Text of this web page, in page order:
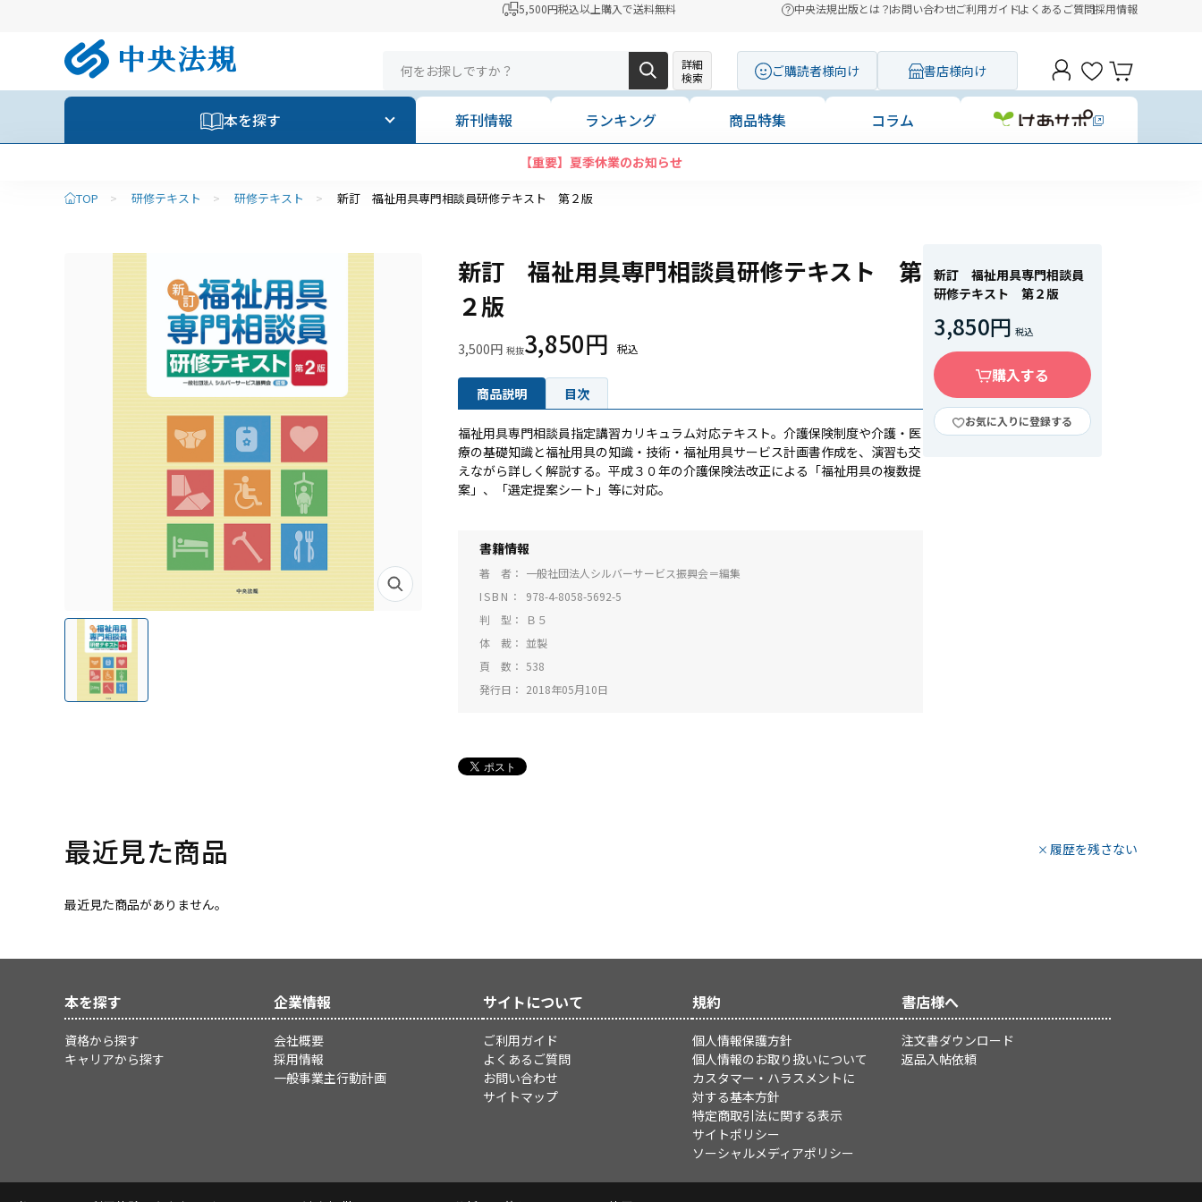
5,500円税込以上購入で送料無料 中央法規出版とは？お問い合わせご利用ガイドよくあるご質問採用情報
詳細
検索
ご購読者様向け 書店様向け
本を探す 新刊情報 ランキング 商品特集 コラム
【重要】夏季休業のお知らせ
TOP > 研修テキスト > 研修テキスト > 新訂 福祉用具専門相談員研修テキスト 第２版
新訂 福祉用具専門相談員研修テキスト 第
２版
3,500円 3,850円
商品説明 目次
福祉用具専門相談員指定講習カリキュラム対応テキスト。介護保険制度や介護・医
療の基礎知識と福祉用具の知識・技術・福祉用具サービス計画書作成を、演習も交
えながら詳しく解説する。平成３０年の介護保険法改正による「福祉用具の複数提
案」、「選定提案シート」等に対応。
書籍情報
著 者
一般社団法人シルバーサービス振興会＝編集
ISBN
978-4-8058-5692-5
判 型
Ｂ５
体 裁
並製
頁 数
538
発行日
2018年05月10日
新訂 福祉用具専門相談員
研修テキスト 第２版
3,850円
購入する
お気に入りに登録する
最近見た商品
最近見た商品がありません。
履歴を残さない
本を探す
資格から探す
キャリアから探す
企業情報
会社概要
採用情報
一般事業主行動計画
サイトについて
ご利用ガイド
よくあるご質問
お問い合わせ
サイトマップ
規約
個人情報保護方針
個人情報のお取り扱いについて
カスタマー・ハラスメントに
対する基本方針
特定商取引法に関する表示
サイトポリシー
ソーシャルメディアポリシー
書店様へ
注文書ダウンロード
返品入帖依頼